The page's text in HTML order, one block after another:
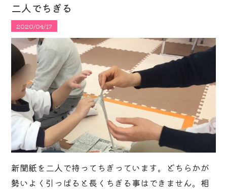
二人でちぎる
2020/04/17
新聞紙を二人で持ってちぎっています。どちらかが
勢いよく引っぱると長くちぎる事はできません。相